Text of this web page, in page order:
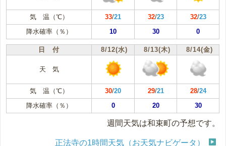
気 温（℃） 33/21 32/23 32/23
降水確率（％）
10 30 0
日 付 8/12(水) 8/13(木) 8/14(金)
天 気
気 温（℃） 30/20 29/21 28/24
降水確率（％）
0 20 30
週間天気は和束町の予想です。
正法寺の1時間天気（お天気ナビゲータ）